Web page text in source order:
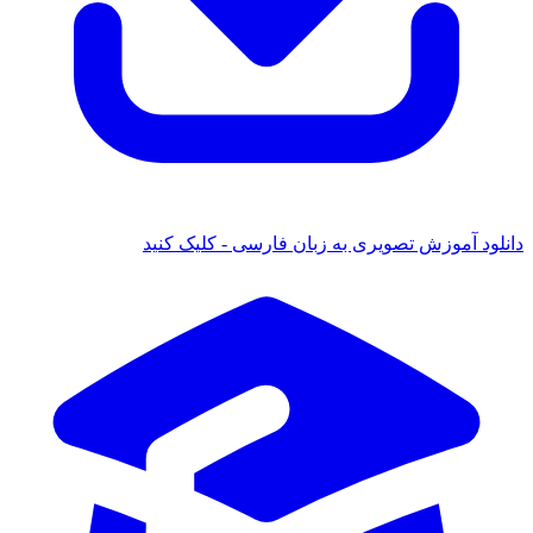
آموزش تصویری به زبان فارسی - کلیک کنید